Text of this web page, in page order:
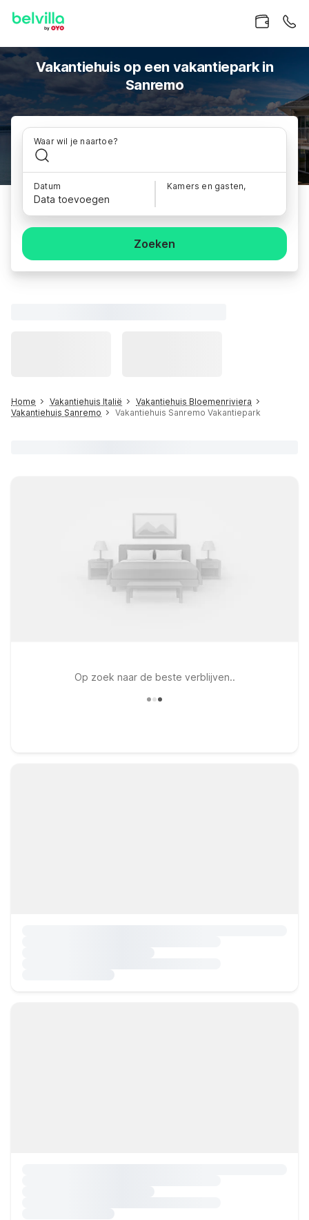
Vakantiehuis op een vakantiepark in
Sanremo
Waar wil je naartoe?
Datum
Data toevoegen
Kamers en gasten,
Zoeken
Home Vakantiehuis Italië
Vakantiehuis Bloemenriviera
Vakantiehuis Sanremo
Vakantiehuis Sanremo Vakantiepark
Op zoek naar de beste verblijven..